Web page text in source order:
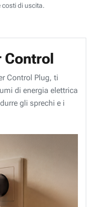
costi di uscita.
Control
Control Plug, ti
di energia elettrica
gli sprechi e i